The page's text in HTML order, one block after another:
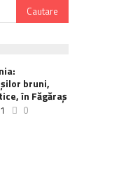
bruni,
în Făgăraș
0